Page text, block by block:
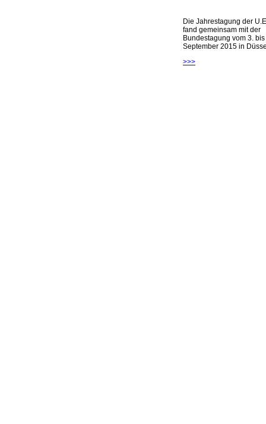
Die Jahrestagung der
fand gemeinsam mit der
Bundestagung vom 3. bis
September 2015 in
>>>